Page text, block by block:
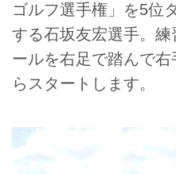
ゴルフ選手権」を5位
する石坂友宏選手。
ールを右足で踏んで
らスタートします。